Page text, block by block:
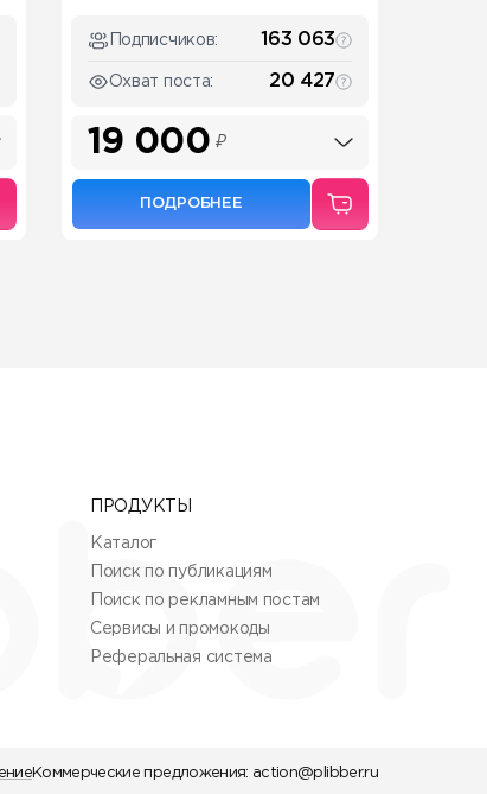
Подписчиков: 163 063
Охват поста: 20 427
19 000₽
ПОДРОБНЕЕ
ПРОДУКТЫ
Каталог
Поиск по публикациям
Поиск по рекламным постам
Сервисы и промокоды
Реферальная система
Коммерческие предложения: action@plibber.ru